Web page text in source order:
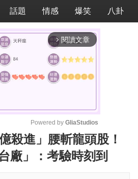
話題 情感 爆笑 八卦
arrow_forward_ios 閱讀文章
M
u
t
Powered by GliaStudios
殺進」腰斬龍頭股！
廠」：考驗時刻到